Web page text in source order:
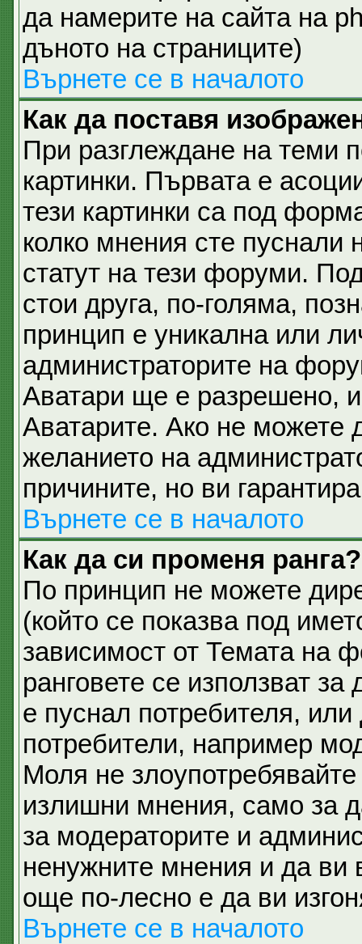
да намерите на сайта на
дъното на страниците)
Върнете се в началото
Как да поставя
При разглеждане на теми
картинки. Първата е
тези картинки са под
колко мнения сте
статут на тези форуми.
стои друга, по-голяма,
принцип е уникална или
администраторите на
Аватари ще е разрешено,
Аватарите. Ако не можете
желанието на
причините, но ви
Върнете се в началото
Как да си променя ранга?
По принцип не можете
(който се показва под
зависимост от Темата на
ранговете се използват
е пуснал потребителя,
потребители, например
Моля не
излишни мнения, само за
за модераторите и
ненужните мнения и да ви
още по-лесно е да ви
Върнете се в началото